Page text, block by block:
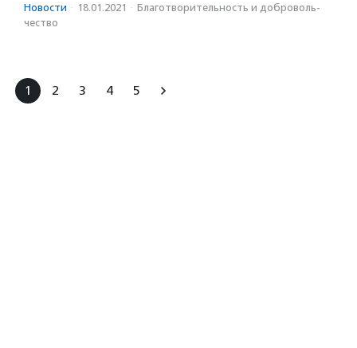
Новости · 18.01.2021 · Благотвори­тель­ность и доброволь­
чест­во
1 2 3 4 5